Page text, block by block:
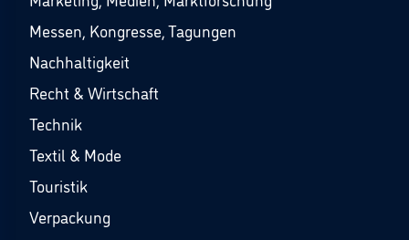
Messen, Kongresse, Tagungen
Nachhaltigkeit
Recht & Wirtschaft
Technik
Textil & Mode
Touristik
Verpackung